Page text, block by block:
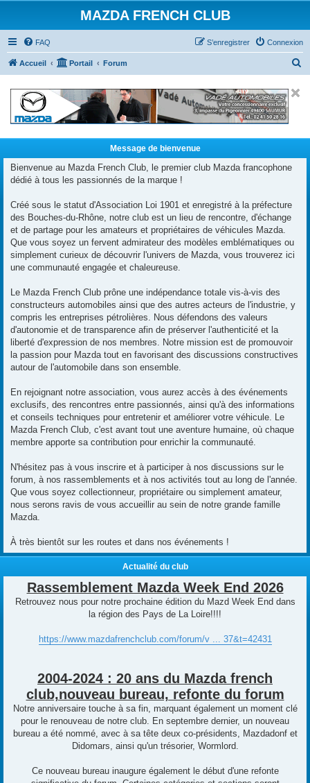
MAZDA FRENCH CLUB
FAQ Connexion
S’enregistrer
Accueil Portail Forum
Message de bienvenue
Bienvenue au Mazda French Club, le premier club Mazda francophone
dédié à tous les passionnés de la marque !
Créé sous le statut d'Association Loi 1901 et enregistré à la préfecture
des Bouches-du-Rhône, notre club est un lieu de rencontre, d'échange
et de partage pour les amateurs et propriétaires de véhicules Mazda.
Que vous soyez un fervent admirateur des modèles emblématiques ou
simplement curieux de découvrir l'univers de Mazda, vous trouverez ici
une communauté engagée et chaleureuse.
Le Mazda French Club prône une indépendance totale vis-à-vis des
constructeurs automobiles ainsi que des autres acteurs de l'industrie, y
compris les entreprises pétrolières. Nous défendons des valeurs
d'autonomie et de transparence afin de préserver l'authenticité et la
liberté d'expression de nos membres. Notre mission est de promouvoir
la passion pour Mazda tout en favorisant des discussions constructives
autour de l'automobile dans son ensemble.
En rejoignant notre association, vous aurez accès à des événements
exclusifs, des rencontres entre passionnés, ainsi qu'à des informations
et conseils techniques pour entretenir et améliorer votre véhicule. Le
Mazda French Club, c'est avant tout une aventure humaine, où chaque
membre apporte sa contribution pour enrichir la communauté.
N'hésitez pas à vous inscrire et à participer à nos discussions sur le
forum, à nos rassemblements et à nos activités tout au long de l'année.
Que vous soyez collectionneur, propriétaire ou simplement amateur,
nous serons ravis de vous accueillir au sein de notre grande famille
Mazda.
À très bientôt sur les routes et dans nos événements !
Actualité du club
Rassemblement Mazda Week End 2026
Retrouvez nous pour notre prochaine édition du Mazd Week End dans
la région des Pays de La Loire!!!!
https://www.mazdafrenchclub.com/forum/v ... 37&t=42431
2004-2024 : 20 ans du Mazda french
club,nouveau bureau, refonte du forum
Notre anniversaire touche à sa fin, marquant également un moment clé
pour le renouveau de notre club. En septembre dernier, un nouveau
bureau a été nommé, avec à sa tête deux co-présidents, Mazdadonf et
Didomars, ainsi qu'un trésorier, Wormlord.
Ce nouveau bureau inaugure également le début d'une refonte